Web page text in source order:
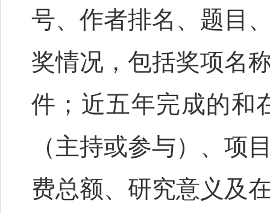
号、作者排名、题目
奖情况，包括奖项名
件；近五年完成的和
（主持或参与）、项
费总额、研究意义及